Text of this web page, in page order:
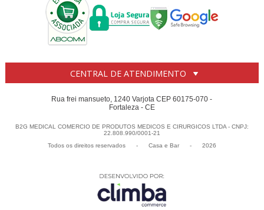
CENTRAL DE ATENDIMENTO
Rua frei mansueto, 1240 Varjota CEP 60175-070 -
Fortaleza - CE
B2G MEDICAL COMERCIO DE PRODUTOS MEDICOS E CIRURGICOS LTDA - CNPJ:
22.808.990/0001-21
Todos os direitos reservados
- Casa e Bar - 2026